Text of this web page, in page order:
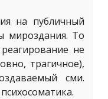
на публичный
мироздания. То
не
трагичное),
сми.